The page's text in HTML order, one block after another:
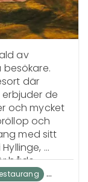
av
där
de
och mycket
och
med sitt
både